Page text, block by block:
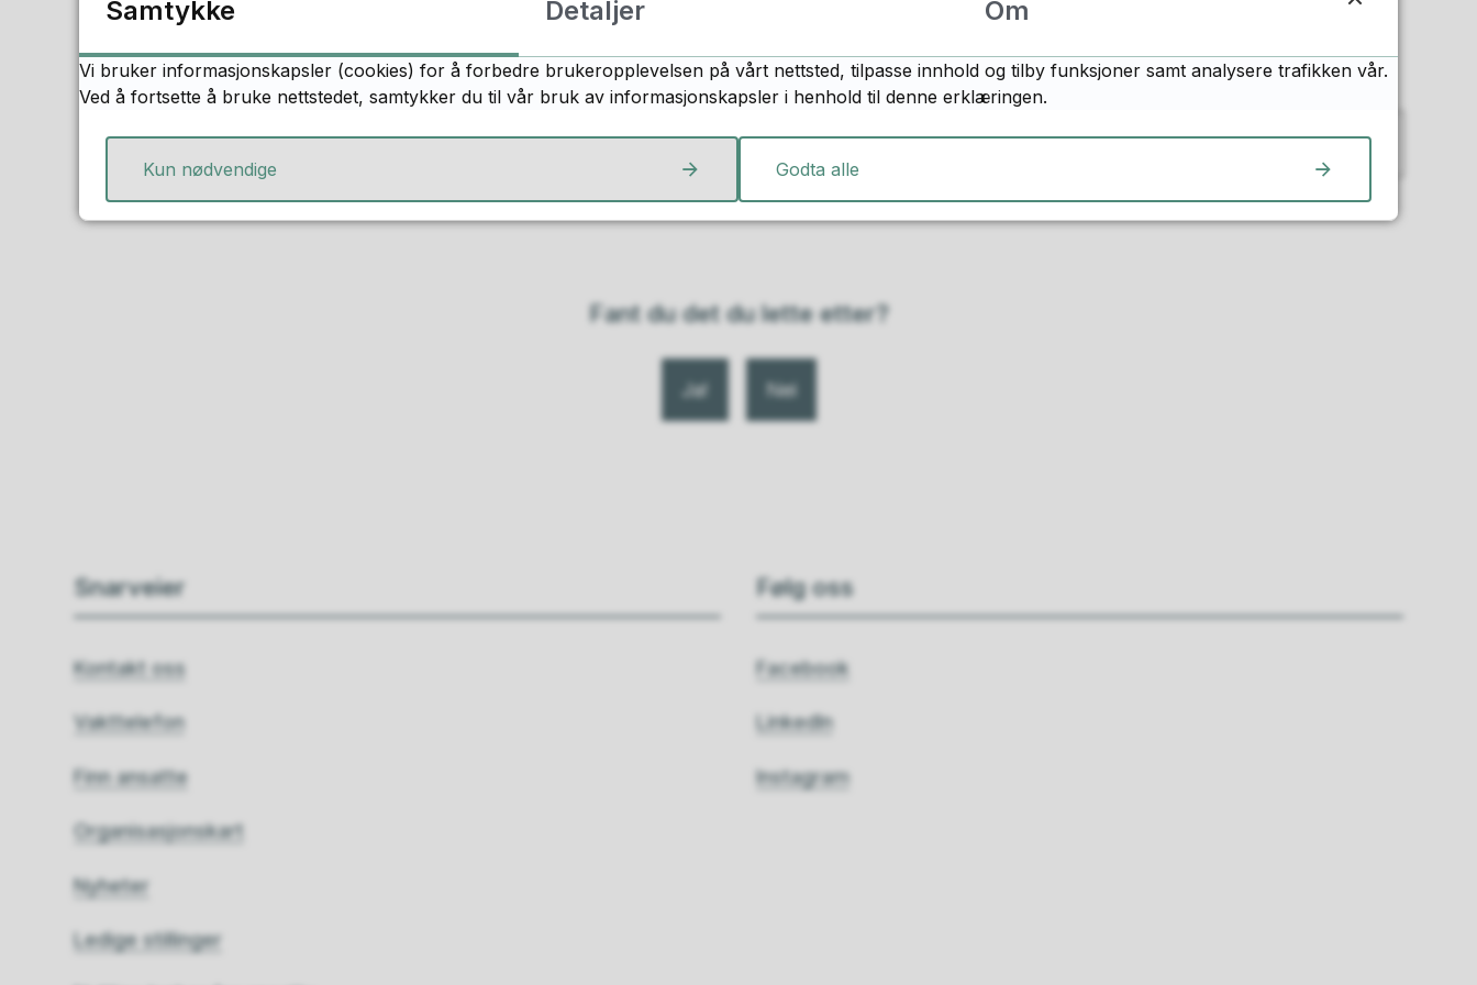
l
E
p
o
t
Viser 1-2av2treff, side1av1
1
Antall treff per side
10
Fant du det du lette etter?
Ja Nei
Snarveier
Kontakt oss
Vakttelefon
Finn ansatte
Organisasjonskart
Nyheter
Ledige stillinger
Følg oss
Facebook
LinkedIn
Instagram
Samtykke Detaljer Om
Vi bruker informasjonskapsler (cookies) for å forbedre brukeropplevelsen på vårt nettsted, tilpasse innhold og tilby funksjoner samt analysere trafikken vår.
Ved å fortsette å bruke nettstedet, samtykker du til vår bruk av informasjonskapsler i henhold til denne erklæringen.
Kun nødvendige Godta alle